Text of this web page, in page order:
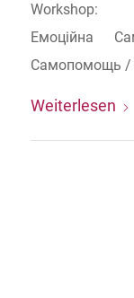
Workshop:
Емоційна
Самопомощь /
Weiterlesen